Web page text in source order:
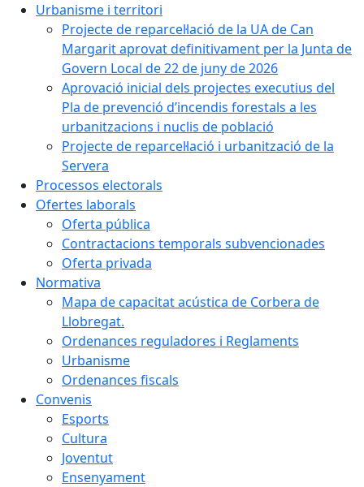
Urbanisme i territori
Projecte de reparcel·lació de la UA de Can
Margarit aprovat definitivament per la Junta de
Govern Local de 22 de juny de 2026
Aprovació inicial dels projectes executius del
Pla de prevenció d’incendis forestals a les
urbanitzacions i nuclis de població
Projecte de reparcel·lació i urbanització de la
Servera
Processos electorals
Ofertes laborals
Oferta pública
Contractacions temporals subvencionades
Oferta privada
Normativa
Mapa de capacitat acústica de Corbera de
Llobregat.
Ordenances reguladores i Reglaments
Urbanisme
Ordenances fiscals
Convenis
Esports
Cultura
Joventut
Ensenyament